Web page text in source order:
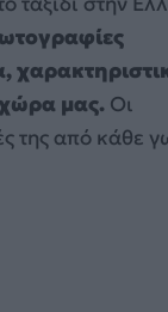
χώρα μας. Οι
της από κάθε